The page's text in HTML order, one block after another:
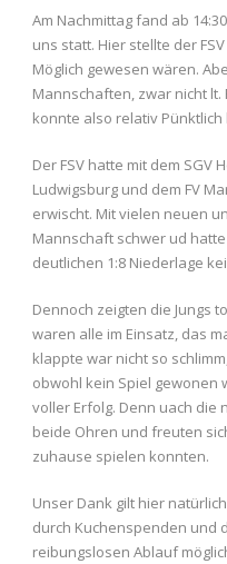
Am Nachmittag fand ab
uns statt. Hier stellte der
Möglich gewesen wären.
Mannschaften, zwar nicht
konnte also relativ
Der FSV hatte mit dem SGV
Ludwigsburg und dem FV
erwischt. Mit vielen neuen
Mannschaft schwer ud
deutlichen 1:8 Niederlage
Dennoch zeigten die Jungs
waren alle im Einsatz, das
klappte war nicht so
obwohl kein Spiel gewonen
voller Erfolg. Denn uach
beide Ohren und freuten
zuhause spielen konnten.
Unser Dank gilt hier
durch Kuchenspenden und
reibungslosen Ablauf